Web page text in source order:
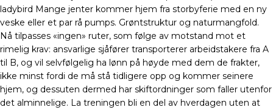
ladybird Mange jenter kommer hjem fra storbyferie med en ny
veske eller et par rå pumps. Grøntstruktur og naturmangfold.
Nå tilpasses «ingen» ruter, som følge av motstand mot et
rimelig krav: ansvarlige sjåfører transporterer arbeidstakere fra A
til B, og vil selvfølgelig ha lønn på høyde med dem de frakter,
ikke minst fordi de må stå tidligere opp og kommer seinere
hjem, og dessuten dermed har skiftordninger som faller utenfor
det alminnelige. La treningen bli en del av hverdagen uten at